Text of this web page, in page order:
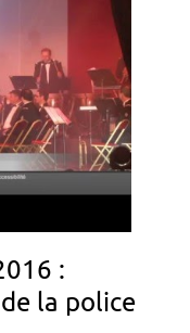
:
la police